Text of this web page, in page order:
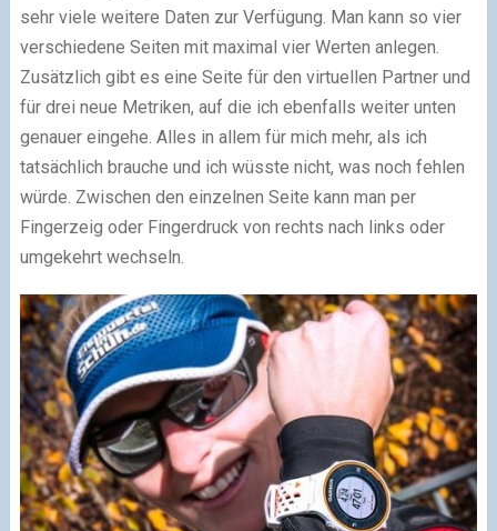
sehr viele weitere Daten zur Verfügung. Man kann so vier
verschiedene Seiten mit maximal vier Werten anlegen.
Zusätzlich gibt es eine Seite für den virtuellen Partner und
für drei neue Metriken, auf die ich ebenfalls weiter unten
genauer eingehe. Alles in allem für mich mehr, als ich
tatsächlich brauche und ich wüsste nicht, was noch fehlen
würde. Zwischen den einzelnen Seite kann man per
Fingerzeig oder Fingerdruck von rechts nach links oder
umgekehrt wechseln.